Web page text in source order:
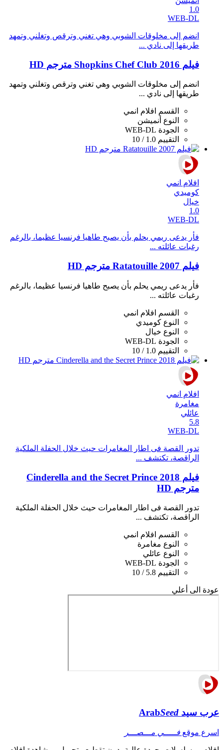
1.0
WEB-DL
انضم إلى مخلوقات الشوبي وهي تغني وترقص وتغلني وتمهد
طريقها إلى نادي ...
فيلم Shopkins Chef Club 2016 مترجم HD
انضم إلى مخلوقات الشوبي وهي تغني وترقص وتغلني وتمهد
طريقها إلى نادي ...
القسم افلام انمي
النوع أنميشن
الجودة WEB-DL
التقييم 1.0 / 10
افلام انمي
كوميدي
خيال
1.0
WEB-DL
فأر يدعى ريمي يحلم بأن يصبح طاهيا فرنسيا عظيما، بالرغم
رغبات عائلته ...
فيلم Ratatouille 2007 مترجم HD
فأر يدعى ريمي يحلم بأن يصبح طاهيا فرنسيا عظيما، بالرغم
رغبات عائلته ...
القسم
افلام انمي
النوع كوميدي
النوع خيال
الجودة WEB-DL
التقييم 1.0 / 10
افلام انمي
مغامرة
عائلي
5.8
WEB-DL
تدور القصة فى اطار المغامرات حيث خلال الحفلة الملكية
الراقصة، تكتشف ...
فيلم Cinderella and the Secret Prince 2018
مترجم HD
تدور القصة فى اطار المغامرات حيث خلال الحفلة الملكية
الراقصة، تكتشف ...
القسم
افلام انمي
النوع مغامرة
النوع عائلي
الجودة WEB-DL
التقييم 5.8 / 10
عودة الى أعلي
عرب سيد ArabSeed
اسرع موقع فـــــي مـــصـــر